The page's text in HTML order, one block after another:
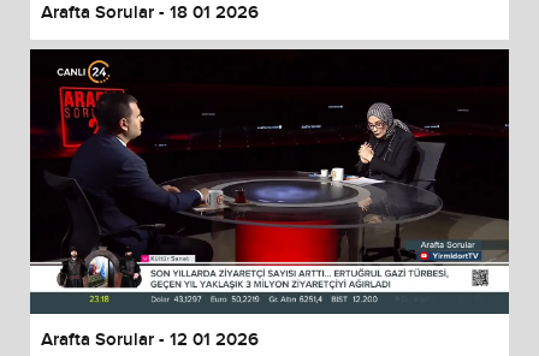
Arafta Sorular - 18 01 2026
Arafta Sorular - 12 01 2026